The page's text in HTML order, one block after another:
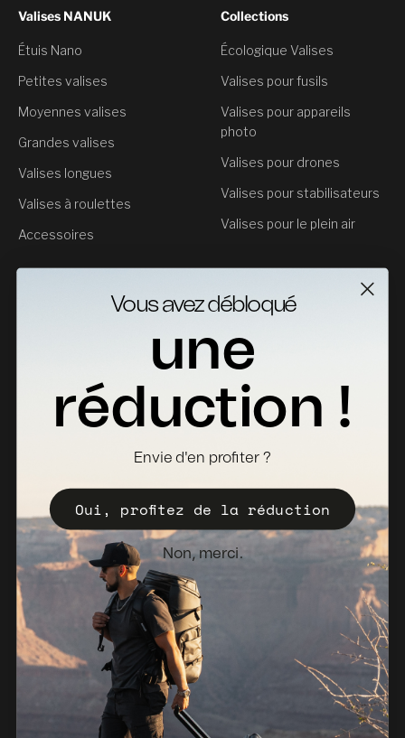
Valises NANUK
Étuis Nano
Petites valises
Moyennes valises
Grandes valises
Valises longues
Valises à roulettes
Accessoires
Collections
Écologique Valises
Valises pour fusils
Valises pour appareils
photo
Valises pour drones
Valises pour stabilisateurs
Valises pour le plein air
Fiches Techniques
Où acheter
Politique de vente
Bulletin d'information
Pays-Bas (EUR €)
Vous avez débloqué
une
réduction !
Envie d'en profiter ?
Oui, profitez de la réduction
Non, merci.